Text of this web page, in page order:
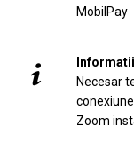
MobilPay
Necesar
Zoom